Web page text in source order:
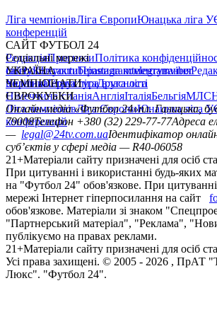
Ліга чемпіонівЛіга ЄвропиЮнацька ліга
конференцій
САЙТ ФУТБОЛ 24
РедакціяПрогнозиПолітика
сайтуКонтактиПравила коментування
політикаСтруктура власності
Соціальні мережі
facebookxyoutubeinstagramtelegramviber
УКРАЇНА
УкраїнаПерша лігаДруга ліга
ЧЕМПІОНАТИ
НімеччинаІспаніяАнгліяІталіяБельгіяМЛС
ЄВРОКУБКИ
Ліга чемпіонівЛіга ЄвропиЮнацька ліга
конференцій
Онлайн-медіа «Футбол 24»пл. Галицька,
79008Телефон +380 (32) 229-77-77Адреса
— legal@24tv.com.uaІдентифікатор
суб’єктів у сфері медіа — R40-06058
21+Матеріали сайту призначені для осіб
При цитуванні і використанні будь-яких
на "Футбол 24" обов'язкове. При цитуванні
мережі Інтернет гіперпосилання на сайт
обов'язкове. Матеріали зі знаком
"Партнерський матеріал", "Реклама",
публікуємо на правах реклами.
21+Матеріали сайту призначені для осіб
Усi права захищенi. © 2005 - 2026 , ПрАТ
Люкс". "Футбол 24".